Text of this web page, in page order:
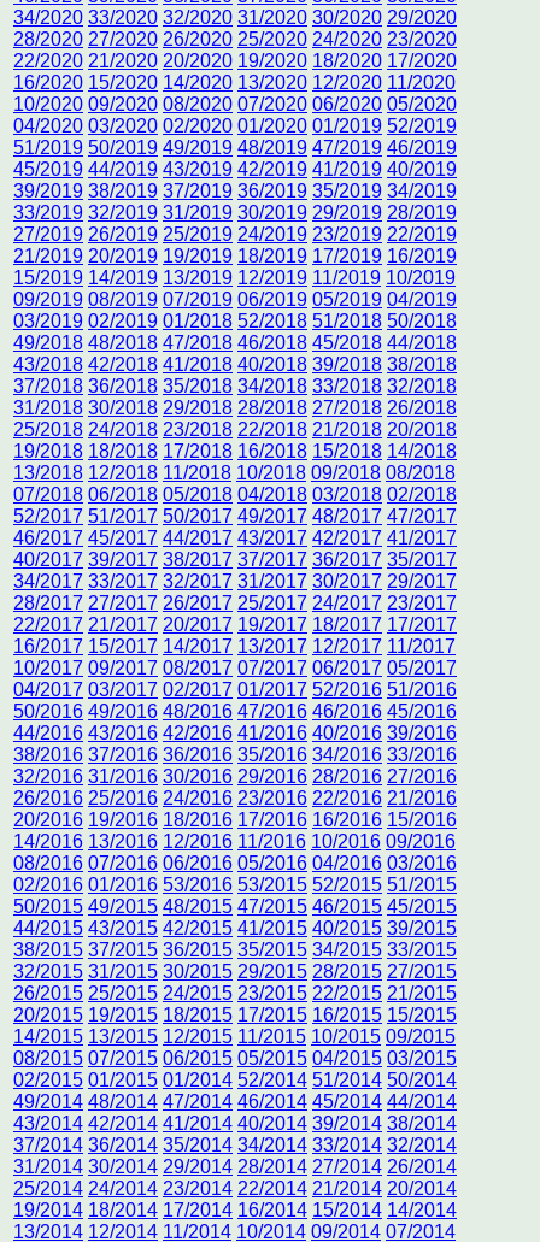
34/2020 33/2020 32/2020 31/2020 30/2020 29/2020
28/2020 27/2020 26/2020 25/2020 24/2020 23/2020
22/2020 21/2020 20/2020 19/2020 18/2020 17/2020
16/2020 15/2020 14/2020 13/2020 12/2020 11/2020
10/2020 09/2020 08/2020 07/2020 06/2020 05/2020
04/2020 03/2020 02/2020 01/2020 01/2019 52/2019
51/2019 50/2019 49/2019 48/2019 47/2019 46/2019
45/2019 44/2019 43/2019 42/2019 41/2019 40/2019
39/2019 38/2019 37/2019 36/2019 35/2019 34/2019
33/2019 32/2019 31/2019 30/2019 29/2019 28/2019
27/2019 26/2019 25/2019 24/2019 23/2019 22/2019
21/2019 20/2019 19/2019 18/2019 17/2019 16/2019
15/2019 14/2019 13/2019 12/2019 11/2019 10/2019
09/2019 08/2019 07/2019 06/2019 05/2019 04/2019
03/2019 02/2019 01/2018 52/2018 51/2018 50/2018
49/2018 48/2018 47/2018 46/2018 45/2018 44/2018
43/2018 42/2018 41/2018 40/2018 39/2018 38/2018
37/2018 36/2018 35/2018 34/2018 33/2018 32/2018
31/2018 30/2018 29/2018 28/2018 27/2018 26/2018
25/2018 24/2018 23/2018 22/2018 21/2018 20/2018
19/2018 18/2018 17/2018 16/2018 15/2018 14/2018
13/2018 12/2018 11/2018 10/2018 09/2018 08/2018
07/2018 06/2018 05/2018 04/2018 03/2018 02/2018
52/2017 51/2017 50/2017 49/2017 48/2017 47/2017
46/2017 45/2017 44/2017 43/2017 42/2017 41/2017
40/2017 39/2017 38/2017 37/2017 36/2017 35/2017
34/2017 33/2017 32/2017 31/2017 30/2017 29/2017
28/2017 27/2017 26/2017 25/2017 24/2017 23/2017
22/2017 21/2017 20/2017 19/2017 18/2017 17/2017
16/2017 15/2017 14/2017 13/2017 12/2017 11/2017
10/2017 09/2017 08/2017 07/2017 06/2017 05/2017
04/2017 03/2017 02/2017 01/2017 52/2016 51/2016
50/2016 49/2016 48/2016 47/2016 46/2016 45/2016
44/2016 43/2016 42/2016 41/2016 40/2016 39/2016
38/2016 37/2016 36/2016 35/2016 34/2016 33/2016
32/2016 31/2016 30/2016 29/2016 28/2016 27/2016
26/2016 25/2016 24/2016 23/2016 22/2016 21/2016
20/2016 19/2016 18/2016 17/2016 16/2016 15/2016
14/2016 13/2016 12/2016 11/2016 10/2016 09/2016
08/2016 07/2016 06/2016 05/2016 04/2016 03/2016
02/2016 01/2016 53/2016 53/2015 52/2015 51/2015
50/2015 49/2015 48/2015 47/2015 46/2015 45/2015
44/2015 43/2015 42/2015 41/2015 40/2015 39/2015
38/2015 37/2015 36/2015 35/2015 34/2015 33/2015
32/2015 31/2015 30/2015 29/2015 28/2015 27/2015
26/2015 25/2015 24/2015 23/2015 22/2015 21/2015
20/2015 19/2015 18/2015 17/2015 16/2015 15/2015
14/2015 13/2015 12/2015 11/2015 10/2015 09/2015
08/2015 07/2015 06/2015 05/2015 04/2015 03/2015
02/2015 01/2015 01/2014 52/2014 51/2014 50/2014
49/2014 48/2014 47/2014 46/2014 45/2014 44/2014
43/2014 42/2014 41/2014 40/2014 39/2014 38/2014
37/2014 36/2014 35/2014 34/2014 33/2014 32/2014
31/2014 30/2014 29/2014 28/2014 27/2014 26/2014
25/2014 24/2014 23/2014 22/2014 21/2014 20/2014
19/2014 18/2014 17/2014 16/2014 15/2014 14/2014
13/2014 12/2014 11/2014 10/2014 09/2014 07/2014